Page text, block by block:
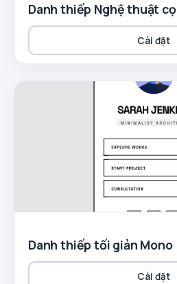
Danh thiếp Nghệ thuật cọ
Cài đặt
Danh thiếp tối giản Mono
Cài đặt